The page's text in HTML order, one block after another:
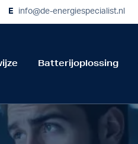
E info@de-energiespecialist.nl
Batterijoplossing